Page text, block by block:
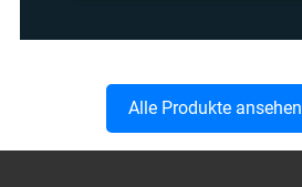
Alle Produkte ansehen